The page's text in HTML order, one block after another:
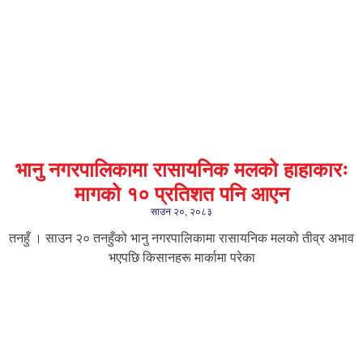
भानु नगरपालिकामा रासायनिक मलको हाहाकारः
मागको १० प्रतिशत पनि आएन
साउन २०, २०८३
तनहुँ । साउन २० तनहुँको भानु नगरपालिकामा रासायनिक मलको तीव्र अभाव
भएपछि किसानहरू मार्कामा परेका